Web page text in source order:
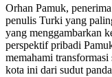
Orhan Pamuk,
penulis Turki yang
yang menggambarkan
perspektif pribadi
memahami transformasi
kota ini dari sudut